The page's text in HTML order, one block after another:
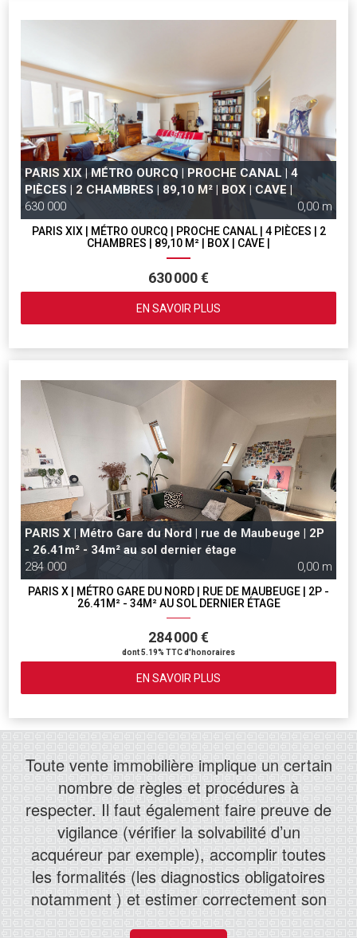
PARIS XIX | MÉTRO OURCQ | PROCHE CANAL | 4
PIÈCES | 2 CHAMBRES | 89,10 M² | BOX | CAVE |
630 000
0,00 m
PARIS XIX | MÉTRO OURCQ | PROCHE CANAL | 4 PIÈCES | 2
CHAMBRES | 89,10 M² | BOX | CAVE |
630 000 €
EN SAVOIR PLUS
PARIS X | Métro Gare du Nord | rue de Maubeuge | 2P
- 26.41m² - 34m² au sol dernier étage
284 000
0,00 m
PARIS X | MÉTRO GARE DU NORD | RUE DE MAUBEUGE | 2P -
26.41M² - 34M² AU SOL DERNIER ÉTAGE
284 000 €
dont 5.19% TTC d'honoraires
EN SAVOIR PLUS
Toute vente immobilière implique un certain
nombre de règles et procédures à
respecter. Il faut également faire preuve de
vigilance (vérifier la solvabilité d’un
acquéreur par exemple), accomplir toutes
les formalités (les diagnostics obligatoires
notamment ) et estimer correctement son